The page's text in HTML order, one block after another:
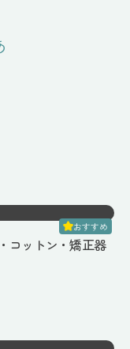
おすすめ
コットン・矯正器